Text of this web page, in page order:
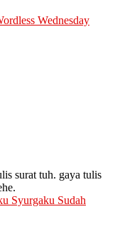
Wednesday
surat tuh. gaya tulis
Syurgaku Sudah